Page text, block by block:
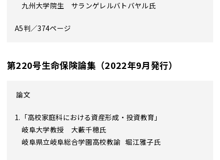
九州大学院生 サランゲレルバトバヤル氏
A5判／374ページ
第220号生命保険論集（2022年9月発行）
論文
1.「高校家庭科における資産形成・投資教育」
岐阜大学教授 大藪千穂氏
岐阜県立岐阜総合学園高校教諭 堀江雅子氏